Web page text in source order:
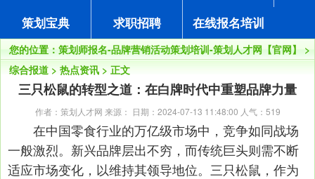
策划宝典
求职招聘 在线报名培训
您的位置： 策划师报名-品牌营销活动策划培训-策划人才网【官网】
>
综合报道 > 热点资讯 > 正文
三只松鼠的转型之道：在白牌时代中重塑品牌力量
作者：策划人才网 来源： 日期：2024-07-13 11:48:00 人气： 519
在中国零食行业的万亿级市场中，竞争如同战场
一般激烈。新兴品牌层出不穷，而传统巨头则需不断
适应市场变化，以维持其领导地位。三只松鼠，作为